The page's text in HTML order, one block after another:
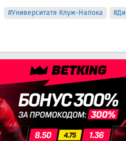
#Университатя Клуж-Напока